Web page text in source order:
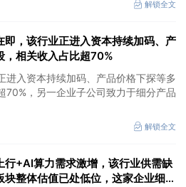
解锁全文
即，该行业正进入资本持续加码、产
，相关收入占比超70%
进入资本持续加码、产品价格下探等多
70%，另一企业子公司致力于细分产品
解锁全文
行+AI算力需求激增，该行业供需缺
整体估值已处低位，这家企业细分